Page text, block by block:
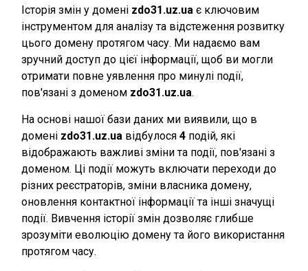
Історія змін у домені zdo31.uz.ua є ключовим
інструментом для аналізу та відстеження розвитку
цього домену протягом часу. Ми надаємо вам
зручний доступ до цієї інформації, щоб ви могли
отримати повне уявлення про минулі події,
пов'язані з доменом zdo31.uz.ua.
На основі нашої бази даних ми виявили, що в
домені zdo31.uz.ua відбулося 4 подій, які
відображають важливі зміни та події, пов'язані з
доменом. Ці події можуть включати переходи до
різних реєстраторів, зміни власника домену,
оновлення контактної інформації та інші значущі
події. Вивчення історії змін дозволяє глибше
зрозуміти еволюцію домену та його використання
протягом часу.